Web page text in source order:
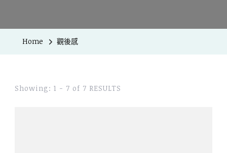
Home 觀後感
Showing: 1 - 7 of 7 RESULTS